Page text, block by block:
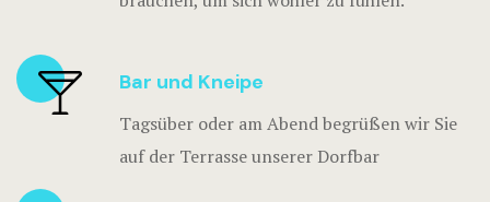
Bar und Kneipe
Tagsüber oder am Abend begrüßen wir Sie
auf der Terrasse unserer Dorfbar